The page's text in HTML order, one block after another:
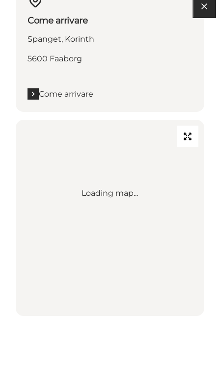
Come arrivare
Spanget, Korinth
5600 Faaborg
Come arrivare
Loading map...